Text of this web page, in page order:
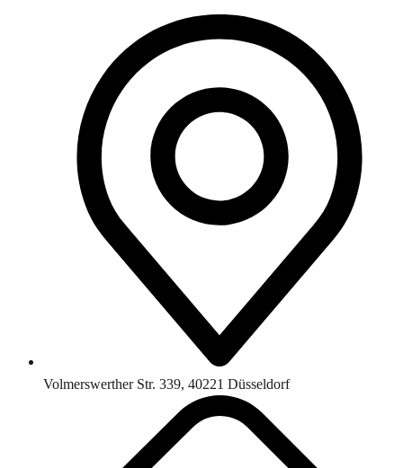
Volmerswerther Str. 339, 40221 Düsseldorf